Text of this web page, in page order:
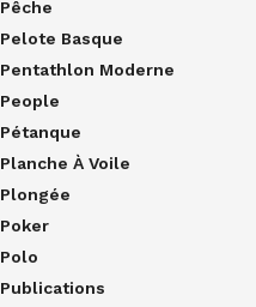
Pêche
Pelote Basque
Pentathlon Moderne
People
Pétanque
Planche À Voile
Plongée
Poker
Polo
Publications